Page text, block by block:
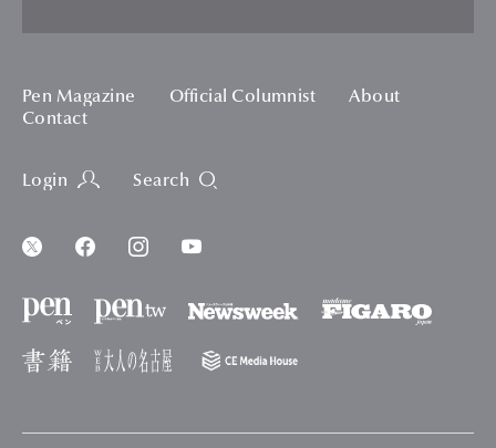
Pen Magazine Official Columnist
About
Contact
Login Search